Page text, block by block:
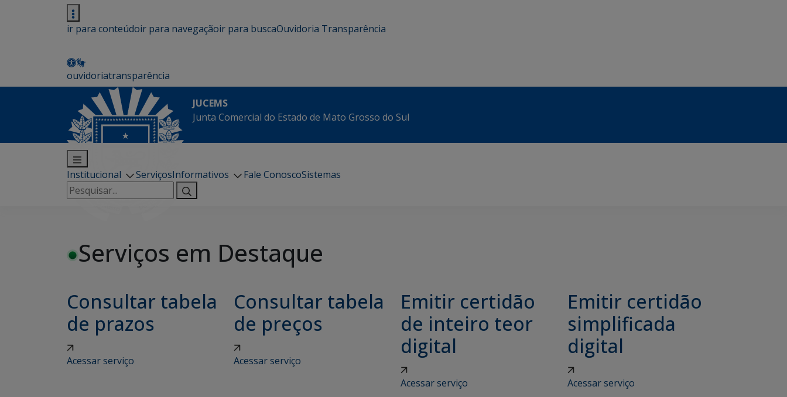
ir para conteúdoir para navegaçãoir para buscaOuvidoria Transparência
ouvidoriatransparência
JUCEMS
Junta Comercial do Estado de Mato Grosso do Sul
Institucional ServiçosInformativos Fale ConoscoSistemas
Pesquisar
por:
Serviços em Destaque
Consultar tabela
de prazos
Acessar serviço
Consultar tabela
de preços
Acessar serviço
Emitir certidão
de inteiro teor
digital
Acessar serviço
Emitir certidão
simplificada
digital
Acessar serviço